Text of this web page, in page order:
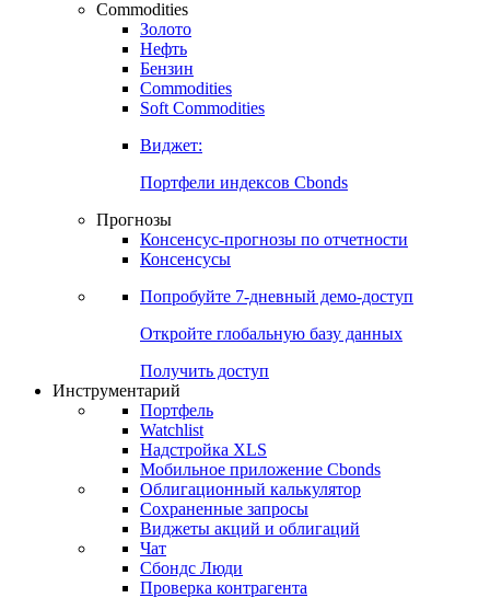
Commodities
Золото
Нефть
Бензин
Commodities
Soft Commodities
Виджет:
Портфели индексов Cbonds
Прогнозы
Консенсус-прогнозы по отчетности
Консенсусы
Попробуйте 7-дневный демо-доступ
Откройте глобальную базу данных
Получить доступ
Инструментарий
Портфель
Watchlist
Надстройка XLS
Мобильное приложение Cbonds
Облигационный калькулятор
Сохраненные запросы
Виджеты акций и облигаций
Чат
Сбондс Люди
Проверка контрагента